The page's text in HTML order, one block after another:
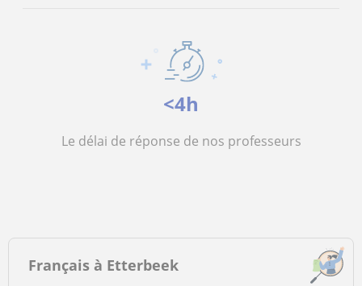
<4h
Le délai de réponse de nos professeurs
Français à Etterbeek